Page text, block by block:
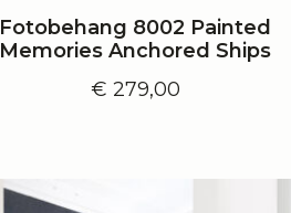
Fotobehang 8002 Painted
Memories Anchored Ships
€ 279,00